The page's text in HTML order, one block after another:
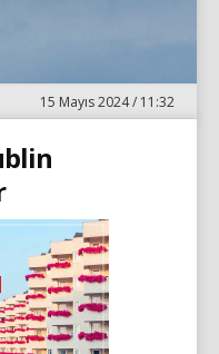
15 Mayıs 2024 / 11:32